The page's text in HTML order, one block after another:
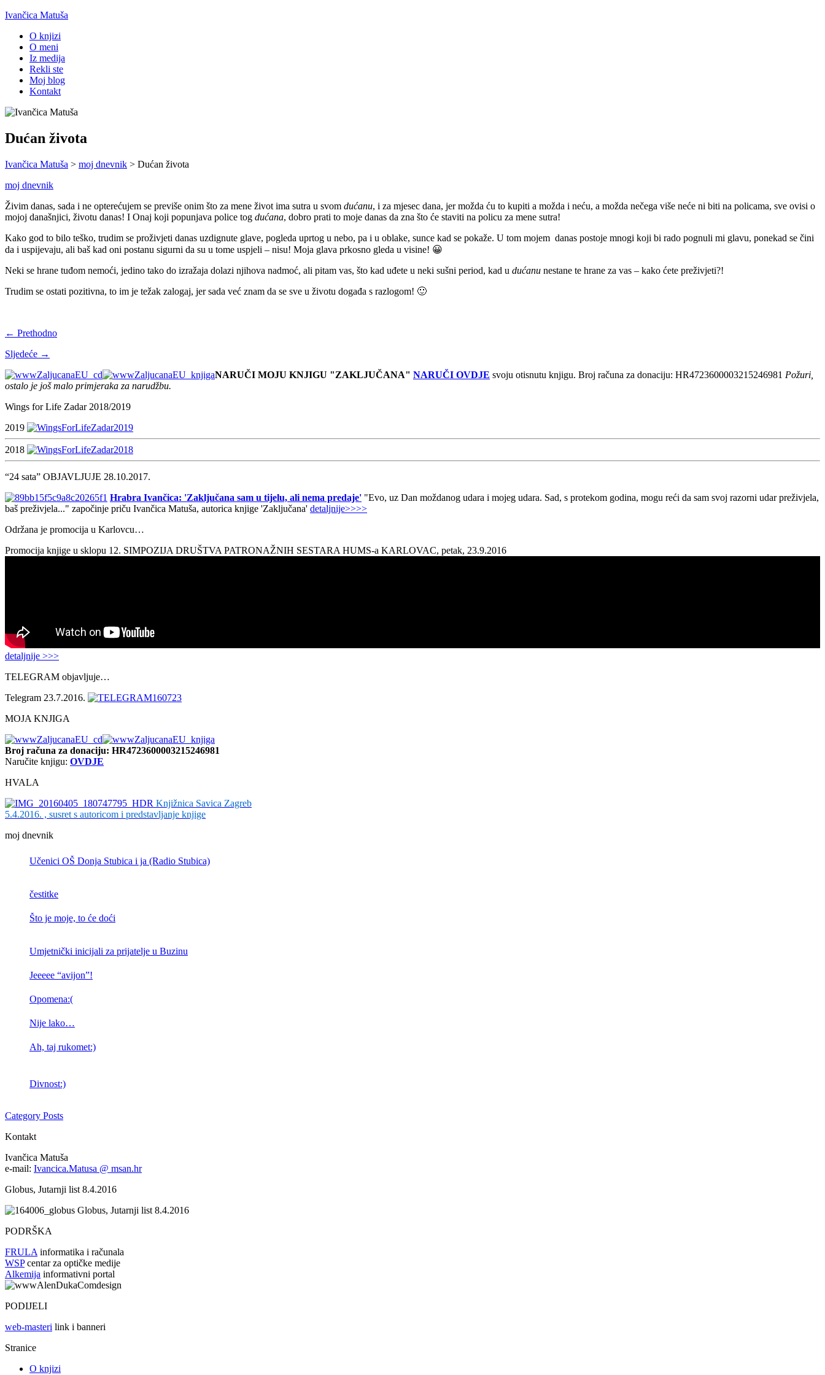
Ivančica Matuša
O knjizi
O meni
Iz medija
Rekli ste
Moj blog
Kontakt
Dućan života
Ivančica Matuša > moj dnevnik > Dućan života
moj dnevnik
Živim danas, sada i ne opterećujem se previše onim što za mene život ima sutra u svom dućanu, i za mjesec dana, jer možda ću to kupiti a možda i neću, a možda nečega više neće ni biti na policama, sve ovisi o
mojoj današnjici, životu danas! I Onaj koji popunjava police tog dućana, dobro prati to moje danas da zna što će staviti na policu za mene sutra!
Kako god to bilo teško, trudim se proživjeti danas uzdignute glave, pogleda uprtog u nebo, pa i u oblake, sunce kad se pokaže. U tom mojem danas postoje mnogi koji bi rado pognuli mi glavu, ponekad se čini
da i uspijevaju, ali baš kad oni postanu sigurni da su u tome uspjeli – nisu! Moja glava prkosno gleda u visine! 😀
Neki se hrane tuđom nemoći, jedino tako do izražaja dolazi njihova nadmoć, ali pitam vas, što kad uđete u neki sušni period, kad u dućanu nestane te hrane za vas – kako ćete preživjeti?!
Trudim se ostati pozitivna, to im je težak zalogaj, jer sada već znam da se sve u životu događa s razlogom! 🙂
← Prethodno
Sljedeće →
NARUČI MOJU KNJIGU "ZAKLJUČANA" NARUČI OVDJE svoju otisnutu knjigu. Broj računa za donaciju: HR4723600003215246981 Požuri,
ostalo je još malo primjeraka za narudžbu.
Wings for Life Zadar 2018/2019
2019
2018
“24 sata” OBJAVLJUJE 28.10.2017.
Hrabra Ivančica: 'Zaključana sam u tijelu, ali nema predaje' "Evo, uz Dan moždanog udara i mojeg udara. Sad, s protekom godina, mogu reći da sam svoj razorni udar preživjela,
baš preživjela..." započinje priču Ivančica Matuša, autorica knjige 'Zaključana' detaljnije>>>>
Održana je promocija u Karlovcu…
Promocija knjige u sklopu 12. SIMPOZIJA DRUŠTVA PATRONAŽNIH SESTARA HUMS-a KARLOVAC, petak, 23.9.2016
detaljnije >>>
TELEGRAM objavljuje…
Telegram 23.7.2016.
MOJA KNJIGA
Broj računa za donaciju: HR4723600003215246981
Naručite knjigu: OVDJE
HVALA
Knjižnica Savica Zagreb
5.4.2016. , susret s autoricom i predstavljanje knjige
moj dnevnik
Učenici OŠ Donja Stubica i ja (Radio Stubica)
čestitke
Što je moje, to će doći
Umjetnički inicijali za prijatelje u Buzinu
Jeeeee “avijon”!
Opomena:(
Nije lako…
Ah, taj rukomet:)
Divnost:)
Category Posts
Kontakt
Ivančica Matuša
e-mail: Ivancica.Matusa @ msan.hr
Globus, Jutarnji list 8.4.2016
Globus, Jutarnji list 8.4.2016
PODRŠKA
FRULA informatika i računala
WSPcentar za optičke medije
Alkemija informativni portal
PODIJELI
web-masteri link i banneri
Stranice
O knjizi